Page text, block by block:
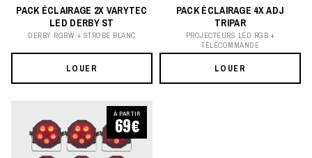
PACK ÉCLAIRAGE 2X VARYTEC
LED DERBY ST
DERBY RGBW + STROBE BLANC
LOUER
PACK ÉCLAIRAGE 4X ADJ
TRIPAR
PROJECTEURS LED RGB +
TÉLÉCOMMANDE
LOUER
À PARTIR
69€